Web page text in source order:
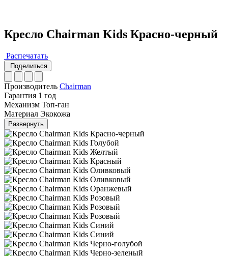
Кресло Chairman Kids Красно-черный
Распечатать
Поделиться
Производитель Chairman
Гарантия 1 год
Механизм Топ-ган
Материал Экокожа
Развернуть